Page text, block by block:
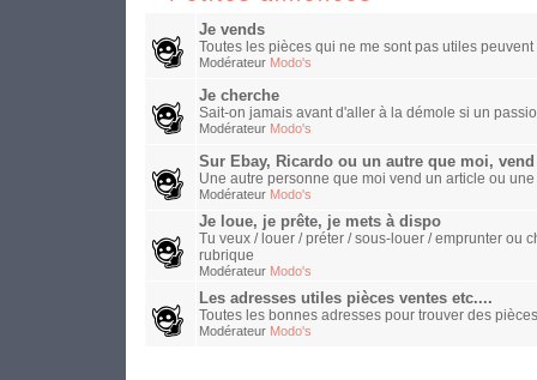
Je vends
Toutes les pièces qui ne me sont pas utiles
Modérateur Modo's
Je cherche
Sait-on jamais avant d'aller à la démole si un
Modérateur Modo's
Sur Ebay, Ricardo ou un autre que moi, vend
Une autre personne que moi vend un article ou
Modérateur Modo's
Je loue, je prête, je mets à dispo
Tu veux / louer / préter / sous-louer / emprunter ou
rubrique
Modérateur Modo's
Les adresses utiles pièces ventes etc....
Toutes les bonnes adresses pour trouver des
Modérateur Modo's